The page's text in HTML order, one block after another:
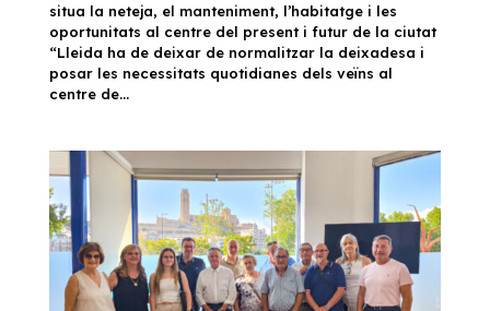
situa la neteja, el manteniment, l’habitatge i les
oportunitats al centre del present i futur de la ciutat
“Lleida ha de deixar de normalitzar la deixadesa i
posar les necessitats quotidianes dels veïns al
centre de...